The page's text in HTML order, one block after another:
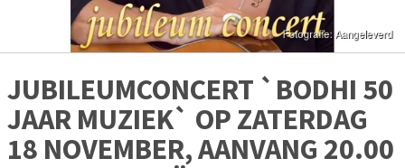
JUBILEUMCONCERT `BODHI 50
JAAR MUZIEK` OP ZATERDAG
18 NOVEMBER, AANVANG 20.00